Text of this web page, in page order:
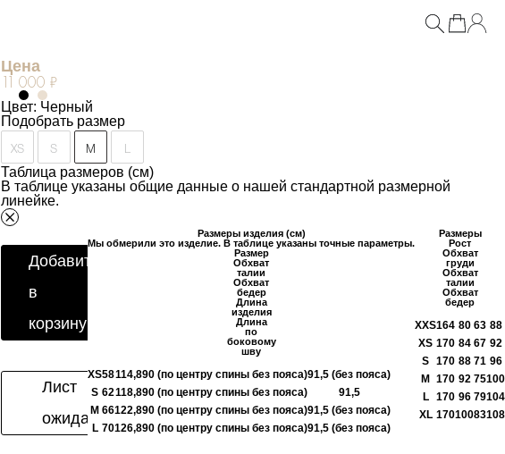
Цена
11 000 ₽
Цвет: Черный
Подобрать размер
XS S M
Таблица размеров (см)
В таблице указаны общие данные о нашей стандартной размерной
линейке.
Размеры
Рост
Обхват
груди
Обхват
талии
Обхват
бедер
XXS164 80 63 88
XS 170 84 67 92
S 170 88 71 96
M
170 92 75100
L
170 96 79104
XL 17010083108
Размеры изделия (см)
Мы обмерили это изделие. В таблице указаны точные параметры.
Размер
Обхват
талии
Обхват
бедер
Длина
изделия
Длина
по
боковому
шву
XS58114,890 (по центру спины без пояса)91,5 (без пояса)
S 62118,890 (по центру спины без пояса)
91,5
M 66122,890 (по центру спины без пояса)91,5 (без пояса)
L 70126,890 (по центру спины без пояса)91,5 (без пояса)
Добавить
в
корзину
Лист
ожидания